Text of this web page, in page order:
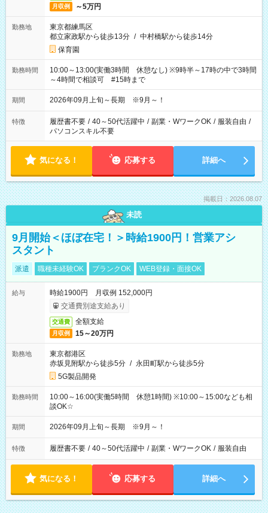
月収例 ～5万円
勤務地
東京都練馬区
都立家政駅から徒歩13分 / 中村橋駅から徒歩14分
保育園
勤務時間
10:00～13:00(実働3時間 休憩なし) ※9時半～17時の中で3時間
～4時間で相談可 #15時まで
期間 2026年09月上旬～長期 ※9月～！
特徴 履歴書不要 / 40～50代活躍中 / 副業・WワークOK / 服装自由 /
パソコンスキル不要
気になる！ 応募する 詳細へ
掲載日：2026.08.07
未読
9月開始＜ほぼ在宅！＞時給1900円！営業アシ
スタント
派遣 職種未経験OK ブランクOK WEB登録・面接OK
給与
時給1900円 月収例 152,000円
交通費別途支給あり
交通費 全額支給
月収例 15～20万円
勤務地
東京都港区
赤坂見附駅から徒歩5分 / 永田町駅から徒歩5分
5G製品開発
勤務時間
10:00～16:00(実働5時間 休憩1時間) ※10:00～15:00なども相
談OK☆
期間 2026年09月上旬～長期 ※9月～！
特徴 履歴書不要 / 40～50代活躍中 / 副業・WワークOK / 服装自由
気になる！ 応募する 詳細へ